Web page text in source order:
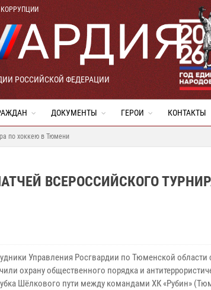
РОССИЙСКОЙ ФЕДЕРАЦИИ
ДОКУМЕНТЫ ГЕРОИ КОНТАКТЫ
по хоккею в Тюмени
ВСЕРОССИЙСКОГО
Управления Росгвардии по Тюменской области
охрану общественного порядка и
Шёлкового пути между командами ХК «Рубин»